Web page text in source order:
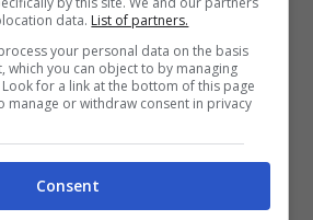
di Roma, si è
a un’uscita inquietante:
le varianti, studiamole;
chi auspica e lavora
mai fine“.
data. List of partners.
your personal data on the basis
which you can object to by managing
for a link at the bottom of this page
manage or withdraw consent in privacy
Consent